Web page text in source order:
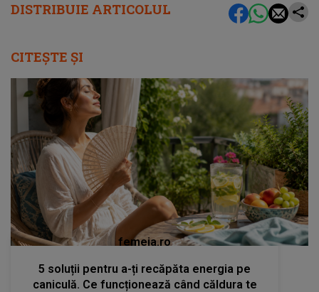
DISTRIBUIE ARTICOLUL
CITEȘTE ȘI
femeia.ro
5 soluții pentru a-ți recăpăta energia pe
caniculă. Ce funcționează când căldura te